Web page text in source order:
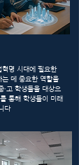
명 시대에 필요한
는 데 중요한 역할을
·고 학생들을 대상으
통해 학생들이 미래
다